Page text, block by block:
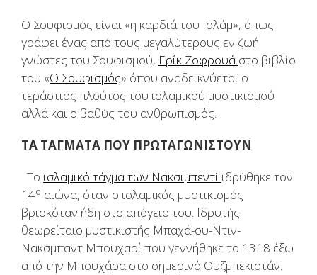
Ο Σουφισμός είναι «η καρδιά του Ισλάμ», όπως
γράφει ένας από τους μεγαλύτερους εν ζωή
γνώστες του Σουφισμού, Ερίκ Ζοφρουάστο βιβλίο
του «Ο Σουφισμός» όπου αναδεικνύεται ο
τεράστιος πλούτος του ισλαμικού μυστικισμού
αλλά και ο βαθύς του ανθρωπισμός.
ΤΑ ΤΑΓΜΑΤΑ ΠΟΥ ΠΡΩΤΑΓΩΝΙΣΤΟΥΝ
Το ισλαμικό τάγμα των Νακσιμπεντί ιδρύθηκε τον
14ο αιώνα, όταν ο ισλαμικός μυστικισμός
βρισκόταν ήδη στο απόγειο του. Ιδρυτής
θεωρείταιο μυστικιστής Μπαχά-ου-Ντιν-
Νακσμπαντ Μπουχαρί που γεννήθηκε το 1318 έξω
από την Μπουχάρα στο σημερινό Ουζμπεκιστάν.